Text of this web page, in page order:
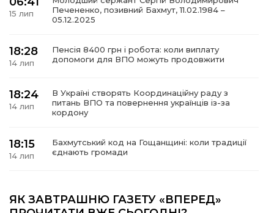
політика
місія
15 лип
Печененко, позивний Бахмут, 11.02.1984 –
05.12.2025
18:28
14 лип
Пенсія 8400 грн і робота: коли виплату
допомоги для ВПО можуть продовжити
18:24
14 лип
В Україні створять Координаційну раду з
питань ВПО та повернення українців із-за
кордону
18:15
14 лип
Бахмутський код на Гощанщині: коли традиції
єднають громади
10 лип
ЯК ЗАВТРАШНЮ ГАЗЕТУ «ВПЕРЕД»